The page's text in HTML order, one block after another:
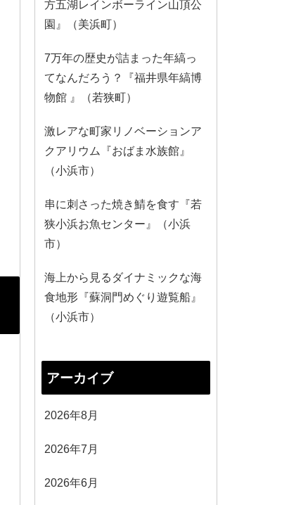
方五湖レインボーライン山頂公
園』（美浜町）
7万年の歴史が詰まった年縞っ
てなんだろう？『福井県年縞博
物館 』（若狭町）
激レアな町家リノベーションア
クアリウム『おばま水族館』
（小浜市）
串に刺さった焼き鯖を食す『若
狭小浜お魚センター』（小浜
市）
海上から見るダイナミックな海
食地形『蘇洞門めぐり遊覧船』
（小浜市）
アーカイブ
2026年8月
2026年7月
2026年6月